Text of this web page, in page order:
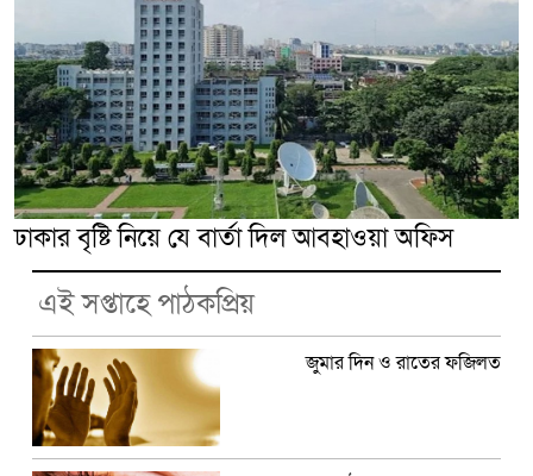
ঢাকার বৃষ্টি নিয়ে যে বার্তা দিল আবহাওয়া অফিস
এই সপ্তাহে পাঠকপ্রিয়
জুমার দিন ও রাতের ফজিলত